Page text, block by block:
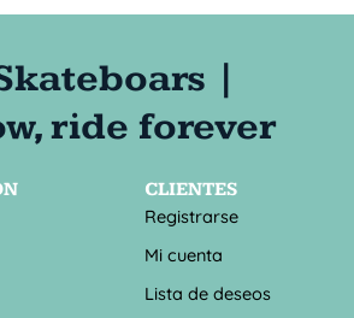
CLIENTES
Registrarse
Mi cuenta
Lista de deseos